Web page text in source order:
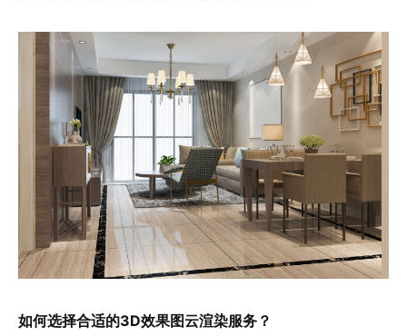
如何选择合适的3D效果图云渲染服务？